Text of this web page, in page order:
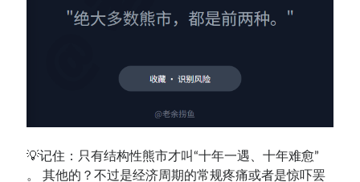
💡记住：只有结构性熊市才叫“十年一遇、十年难愈”
。 其他的？不过是经济周期的常规疼痛或者是惊吓罢